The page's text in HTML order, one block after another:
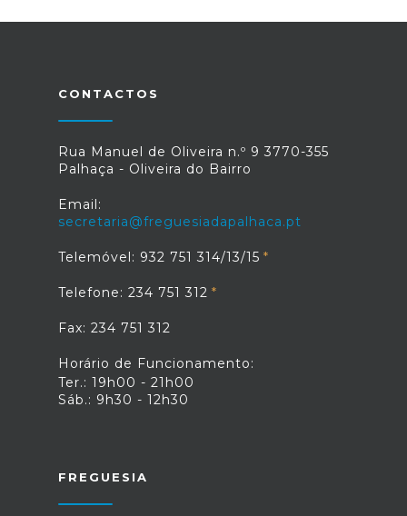
CONTACTOS
Rua Manuel de Oliveira n.º 9 3770-355
Palhaça - Oliveira do Bairro
Email:
secretaria@freguesiadapalhaca.pt
Telemóvel: 932 751 314/13/15
Telefone: 234 751 312
Fax: 234 751 312
Horário de Funcionamento:
Ter.: 19h00 - 21h00
Sáb.: 9h30 - 12h30
FREGUESIA